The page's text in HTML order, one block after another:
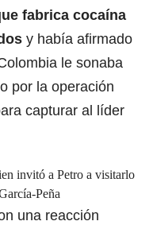
fabrica cocaína
y había afirmado
le sonaba
por la operación
capturar al líder
invitó a Petro a visitarlo
Peña
una reacción